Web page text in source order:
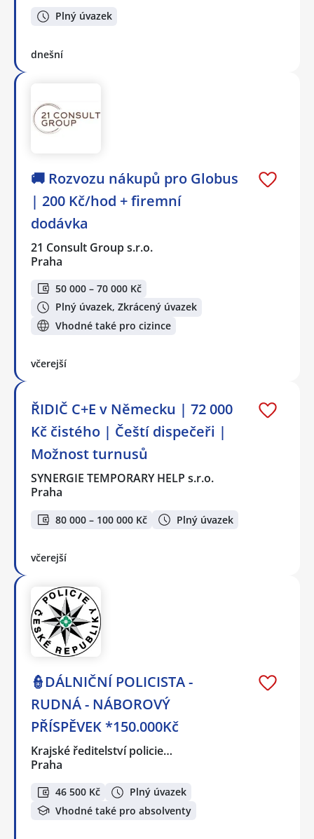
Plný úvazek
dnešní
🚚 Rozvozu nákupů pro Globus
| 200 Kč/hod + firemní
dodávka
21 Consult Group s.r.o.
Praha
50 000 – 70 000 Kč
Plný úvazek, Zkrácený úvazek
Vhodné také pro cizince
včerejší
ŘIDIČ C+E v Německu | 72 000
Kč čistého | Čeští dispečeři |
Možnost turnusů
SYNERGIE TEMPORARY HELP s.r.o.
Praha
80 000 – 100 000 Kč Plný úvazek
včerejší
👮DÁLNIČNÍ POLICISTA -
RUDNÁ - NÁBOROVÝ
PŘÍSPĚVEK *150.000Kč
Krajské ředitelství policie…
Praha
46 500 Kč
Plný úvazek
Vhodné také pro absolventy